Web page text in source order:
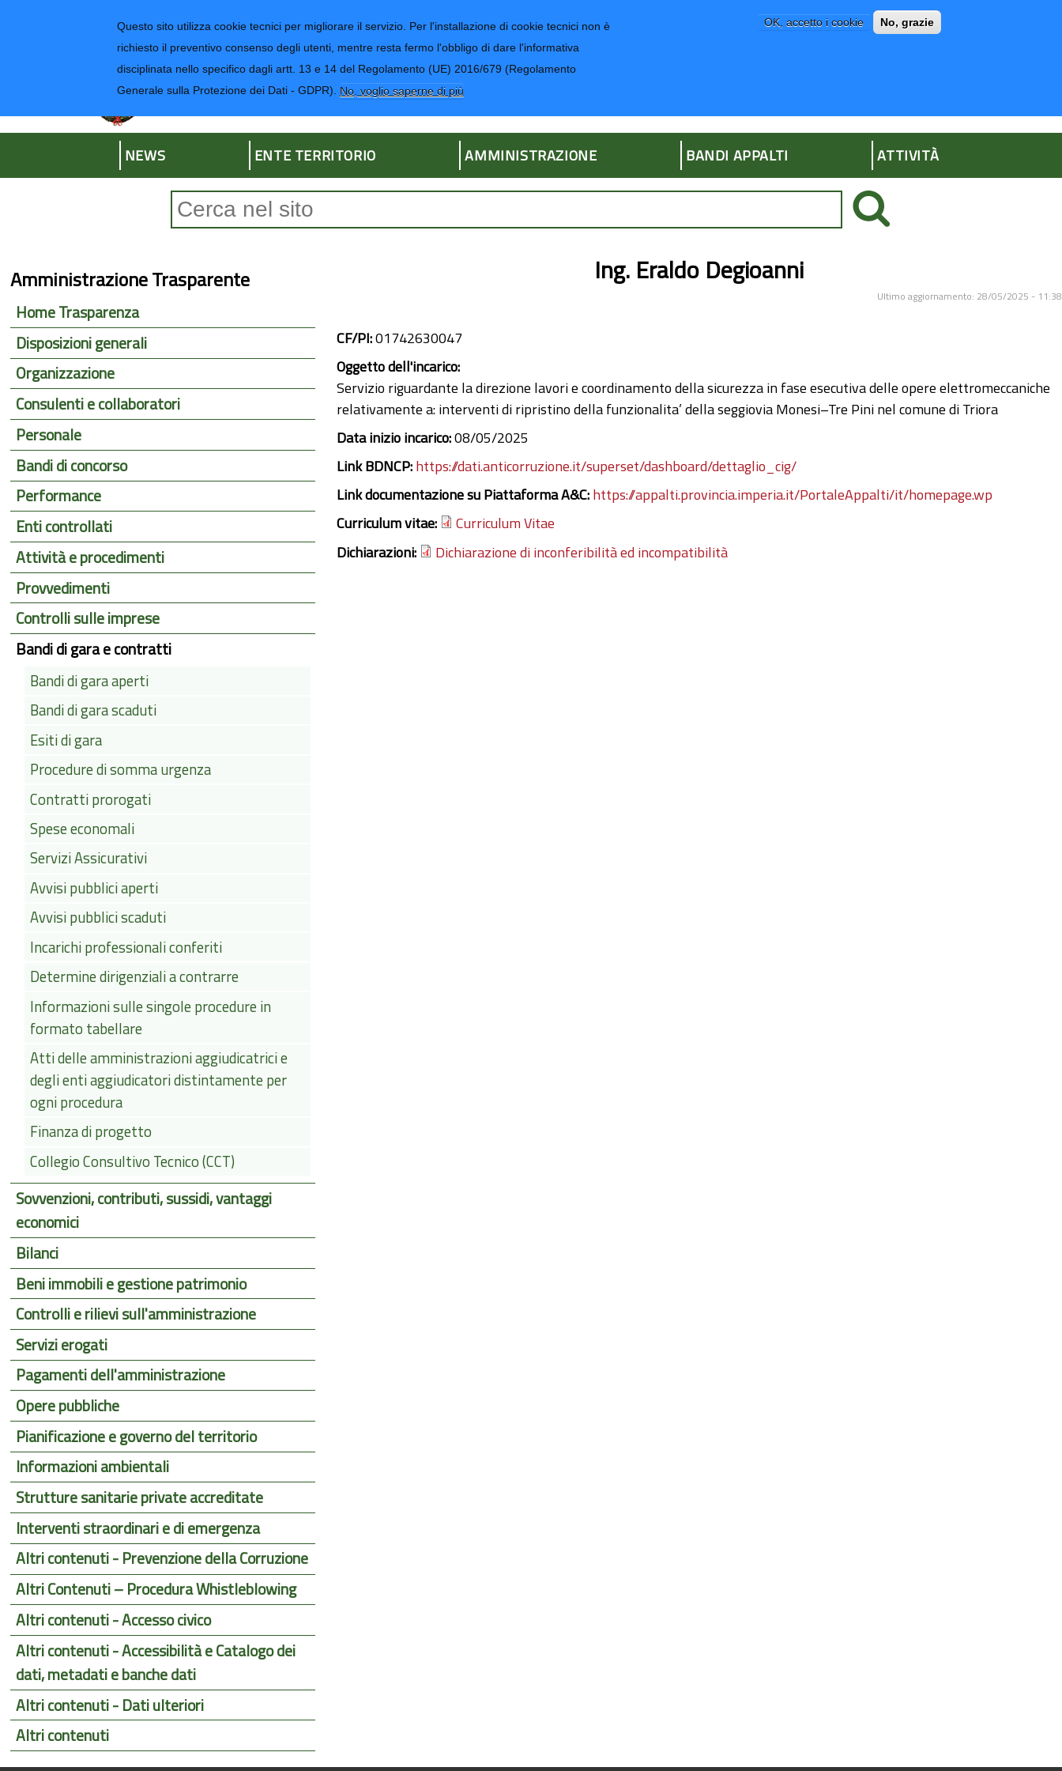
Questo sito utilizza cookie tecnici per migliorare il servizio. Per l'installazione di cookie tecnici non è
richiesto il preventivo consenso degli utenti, mentre resta fermo l'obbligo di dare l'informativa
disciplinata nello specifico dagli artt. 13 e 14 del Regolamento (UE) 2016/679 (Regolamento
Generale sulla Protezione dei Dati - GDPR). No, voglio saperne di più
OK, accetto i cookie No, grazie
Regione Liguria
Provincia di Imperia
NEWS ENTE TERRITORIO AMMINISTRAZIONE BANDI APPALTI ATTIVITÀ
Ing. Eraldo Degioanni
Ultimo aggiornamento: 28/05/2025 - 11:38
CF/PI:01742630047
Oggetto dell'incarico:
Servizio riguardante la direzione lavori e coordinamento della sicurezza in fase esecutiva delle opere elettromeccaniche
relativamente a: interventi di ripristino della funzionalita’ della seggiovia Monesi–Tre Pini nel comune di Triora
Data inizio incarico:08/05/2025
Link BDNCP:https://dati.anticorruzione.it/superset/dashboard/dettaglio_cig/
Link documentazione su Piattaforma A&C:https://appalti.provincia.imperia.it/PortaleAppalti/it/homepage.wp
Curriculum vitae:
Curriculum Vitae
Dichiarazioni:
Dichiarazione di inconferibilità ed incompatibilità
Amministrazione Trasparente
Home Trasparenza
Disposizioni generali
Organizzazione
Consulenti e collaboratori
Personale
Bandi di concorso
Performance
Enti controllati
Attività e procedimenti
Provvedimenti
Controlli sulle imprese
Bandi di gara e contratti
Bandi di gara aperti
Bandi di gara scaduti
Esiti di gara
Procedure di somma urgenza
Contratti prorogati
Spese economali
Servizi Assicurativi
Avvisi pubblici aperti
Avvisi pubblici scaduti
Incarichi professionali conferiti
Determine dirigenziali a contrarre
Informazioni sulle singole procedure in
formato tabellare
Atti delle amministrazioni aggiudicatrici e
degli enti aggiudicatori distintamente per
ogni procedura
Finanza di progetto
Collegio Consultivo Tecnico (CCT)
Sovvenzioni, contributi, sussidi, vantaggi
economici
Bilanci
Beni immobili e gestione patrimonio
Controlli e rilievi sull'amministrazione
Servizi erogati
Pagamenti dell'amministrazione
Opere pubbliche
Pianificazione e governo del territorio
Informazioni ambientali
Strutture sanitarie private accreditate
Interventi straordinari e di emergenza
Altri contenuti - Prevenzione della Corruzione
Altri Contenuti – Procedura Whistleblowing
Altri contenuti - Accesso civico
Altri contenuti - Accessibilità e Catalogo dei
dati, metadati e banche dati
Altri contenuti - Dati ulteriori
Altri contenuti